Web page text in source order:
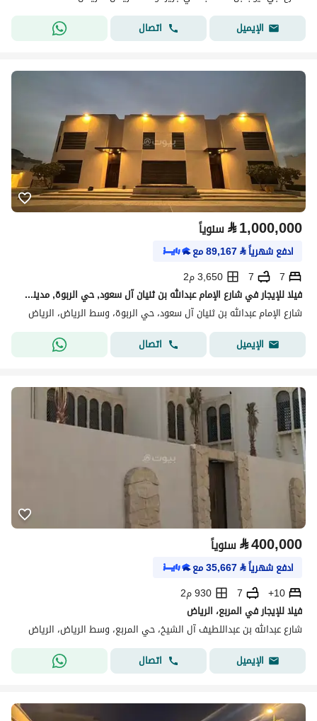
الإيميل
اتصال
⃁1,000,000 سنوياً
ادفع شهرياً⃁
89,167مع
7
7
3,650 م2
فيلا للإيجار في شارع الإمام عبدالله بن ثنيان آل سعود, حي الربوة, مدينة الرياض,
شارع الإمام عبدالله بن ثنيان آل سعود، حي الربوة، وسط الرياض، الرياض
الإيميل
اتصال
⃁400,000 سنوياً
ادفع شهرياً⃁
35,667مع
10+
7
930 م2
فيلا للإيجار في المربع، الرياض
شارع عبدالله بن عبداللطيف آل الشيخ، حي المربع، وسط الرياض، الرياض
الإيميل
اتصال